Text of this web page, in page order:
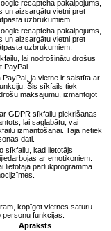
recaptcha pakalpojums,
un aizsargātu vietni pret
uzbrukumiem.
recaptcha pakalpojums,
un aizsargātu vietni pret
uzbrukumiem.
lai nodrošinātu drošus
PayPal.
ja vietne ir saistīta ar
Šis sīkfails tiek
maksājumu, izmantojot
GDPR sīkfailu piekrišanas
lai saglabātu, vai
izmantošanai. Tajā netiek
dati.
sīkfailu, kad lietotājs
ar emotikoniem.
lietotāja pārlūkprogramma
kopīgot vietnes saturu
funkcijas.
Apraksts